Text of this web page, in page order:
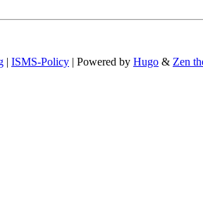
| ISMS-Policy | Powered by Hugo & Zen